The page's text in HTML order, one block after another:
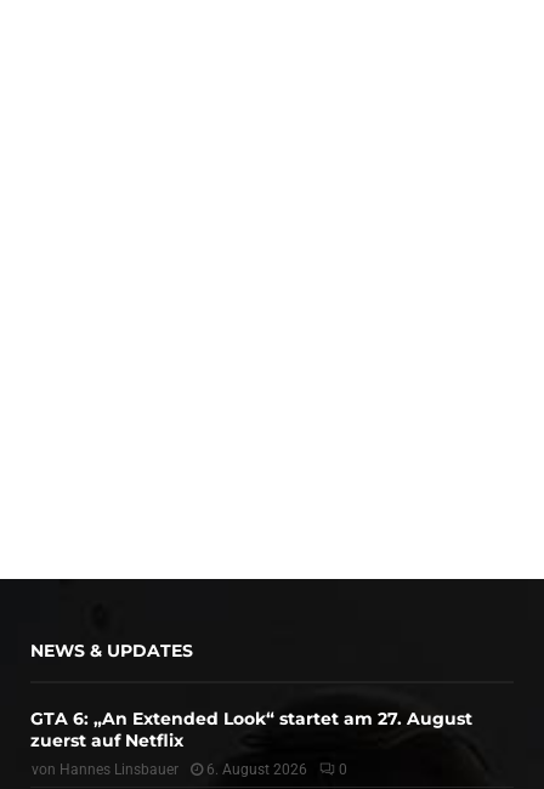
NEWS & UPDATES
GTA 6: „An Extended Look“ startet am 27. August
zuerst auf Netflix
von Hannes Linsbauer 6. August 2026 0